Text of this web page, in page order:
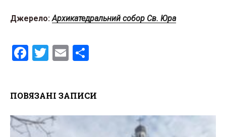
Джерело: Архикатедральний собор Св. Юра
F
b
o
T
er
E
e
ПОВЯЗАНІ ЗАПИСИ